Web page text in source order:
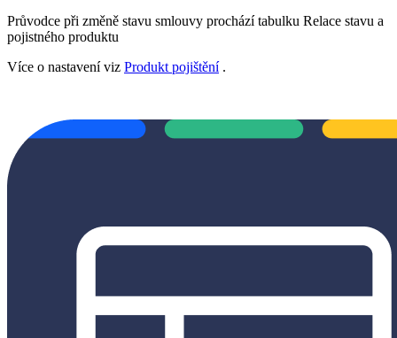
Průvodce při změně stavu smlouvy prochází tabulku Relace stavu a
pojistného produktu
Více o nastavení viz Produkt pojištění.